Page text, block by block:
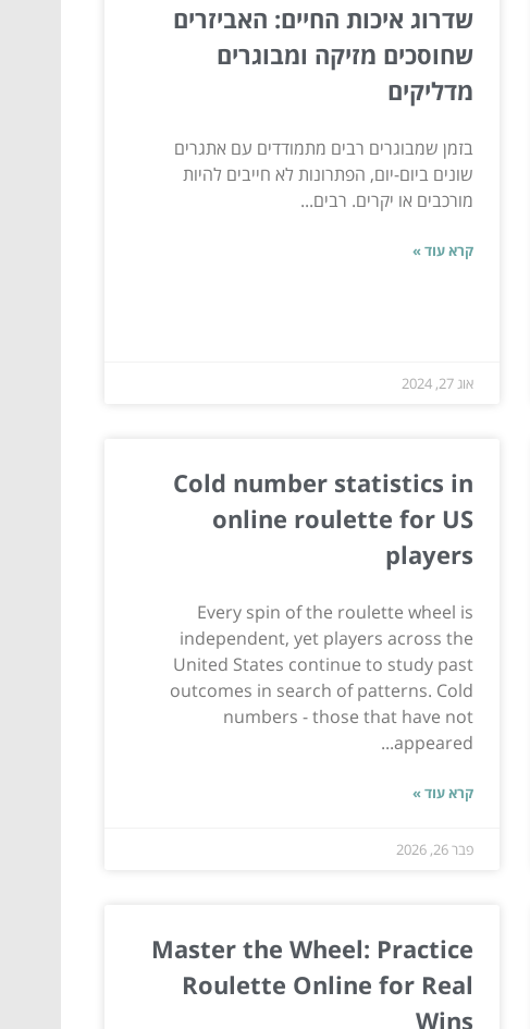
שדרוג איכות החיים: האביזרים
שחוסכים מזיקה ומבוגרים
מדליקים
בזמן שמבוגרים רבים מתמודדים עם אתגרים
שונים ביום-יום, הפתרונות לא חייבים להיות
מורכבים או יקרים. רבים...
קרא עוד »
אוג 27, 2024
Cold number statistics in
online roulette for US
players
Every spin of the roulette wheel is
independent, yet players across the
United States continue to study past
outcomes in search of patterns. Cold
numbers - those that have not
appeared...
קרא עוד »
פבר 26, 2026
Master the Wheel: Practice
Roulette Online for Real
Wins